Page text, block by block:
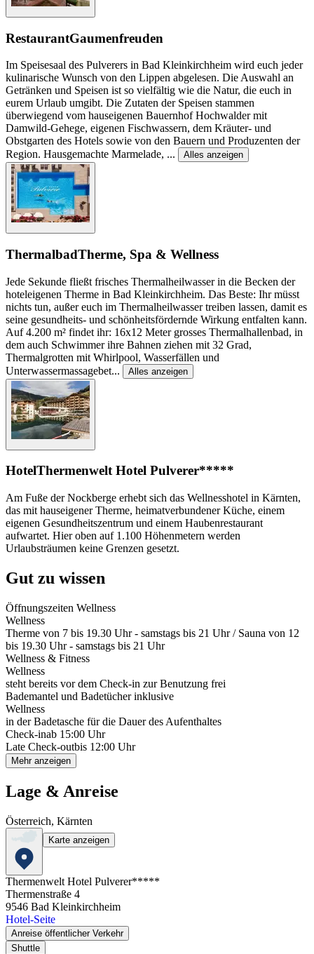
RestaurantGaumenfreuden
Im Speisesaal des Pulverers in Bad Kleinkirchheim wird euch jeder
kulinarische Wunsch von den Lippen abgelesen. Die Auswahl an
Getränken und Speisen ist so vielfältig wie die Natur, die euch in
eurem Urlaub umgibt. Die Zutaten der Speisen stammen
überwiegend vom hauseigenen Bauernhof Hochwalder mit
Damwild-Gehege, eigenen Fischwassern, dem Kräuter- und
Obstgarten des Hotels sowie von den Bauern und Produzenten der
Region. Hausgemachte Marmelade, ... Alles anzeigen
ThermalbadTherme, Spa & Wellness
Jede Sekunde fließt frisches Thermalheilwasser in die Becken der
hoteleigenen Therme in Bad Kleinkirchheim. Das Beste: Ihr müsst
nichts tun, außer euch im Thermalheilwasser treiben lassen, damit es
seine gesundheits- und schönheitsfördernde Wirkung entfalten kann.
Auf 4.200 m² findet ihr: 16x12 Meter grosses Thermalhallenbad, in
dem auch Schwimmer ihre Bahnen ziehen mit 32 Grad,
Thermalgrotten mit Whirlpool, Wasserfällen und
Unterwassermassagebet... Alles anzeigen
HotelThermenwelt Hotel Pulverer*****
Am Fuße der Nockberge erhebt sich das Wellnesshotel in Kärnten,
das mit hauseigener Therme, heimatverbundener Küche, einem
eigenen Gesundheitszentrum und einem Haubenrestaurant
aufwartet. Hier oben auf 1.100 Höhenmetern werden
Urlaubsträumen keine Grenzen gesetzt.
Gut zu wissen
Öffnungszeiten Wellness
Wellness
Therme von 7 bis 19.30 Uhr - samstags bis 21 Uhr / Sauna von 12
bis 19.30 Uhr - samstags bis 21 Uhr
Wellness & Fitness
Wellness
steht bereits vor dem Check-in zur Benutzung frei
Bademantel und Badetücher inklusive
Wellness
in der Badetasche für die Dauer des Aufenthaltes
Check-inab 15:00 Uhr
Late Check-outbis 12:00 Uhr
Mehr anzeigen
Lage & Anreise
Österreich, Kärnten
Karte anzeigen
Thermenwelt Hotel Pulverer*****
Thermenstraße 4
9546 Bad Kleinkirchheim
Hotel-Seite
Anreise öffentlicher Verkehr
Shuttle